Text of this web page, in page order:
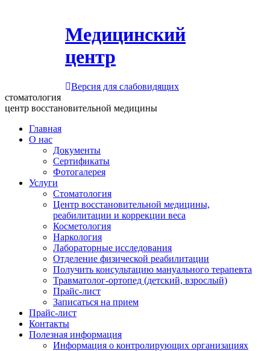
Медицинский
центр
Версия для слабовидящих
стоматология
центр восстановительной медицины
Главная
О нас
Документы
Сертификаты
Фотогалерея
Услуги
Стоматология
Центр восстановительной медицины,
реабилитации и коррекции веса
Косметология
Наркология
Лабораторные исследования
Отделение физической реабилитации
Получить консультацию мануального терапевта
Травматолог-ортопед (детский, взрослый)
Прайс-лист
Записаться на прием
Прайс-лист
Контакты
Полезная информация
Информация о контролирующих организациях